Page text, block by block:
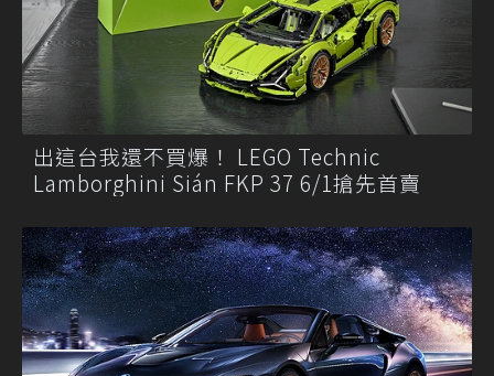
出這台我還不買爆！ LEGO Technic
Lamborghini Sián FKP 37 6/1搶先首賣